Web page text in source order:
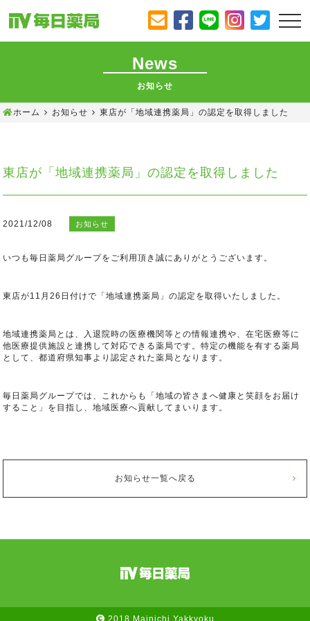
News
お知らせ
ホーム お知らせ 東店が「地域連携薬局」の認定を取得しました
東店が「地域連携薬局」の認定を取得しました
2021/12/08 お知らせ
いつも毎日薬局グループをご利用頂き誠にありがとうございます。
東店が11月26日付けで「地域連携薬局」の認定を取得いたしました。
地域連携薬局とは、入退院時の医療機関等との情報連携や、在宅医療等に
他医療提供施設と連携して対応できる薬局です。特定の機能を有する薬局
として、都道府県知事より認定された薬局となります。
毎日薬局グループでは、これからも「地域の皆さまへ健康と笑顔をお届け
すること」を目指し、地域医療へ貢献してまいります。
お知らせ一覧へ戻る
2018 Mainichi Yakkyoku